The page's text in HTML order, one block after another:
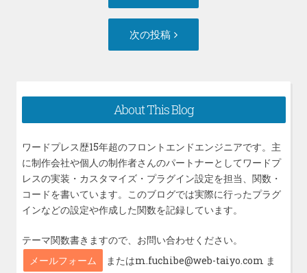
シ
ョ
ン
の
稿:
次の投稿
の
About This Blog
ワードプレス歴15年超のフロントエンドエンジニアです。主
に制作会社や個人の制作者さんのパートナーとしてワードプ
レスの実装・カスタマイズ・プラグイン設定を担当、関数・
コードを書いています。このブログでは実際に行ったプラグ
インなどの設定や作成した関数を記録しています。
テーマ関数書きますので、お問い合わせください。
メールフォーム
またはm.fuchibe@web-taiyo.com ま